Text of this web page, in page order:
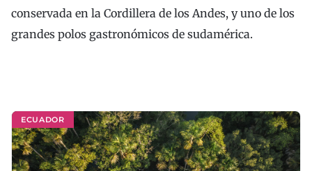
conservada en la Cordillera de los Andes, y uno de los
grandes polos gastronómicos de sudamérica.
ECUADOR